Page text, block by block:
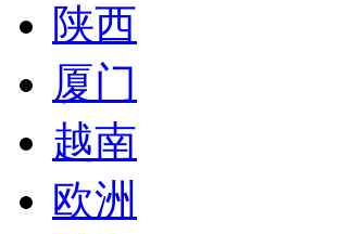
陕西
厦门
越南
欧洲